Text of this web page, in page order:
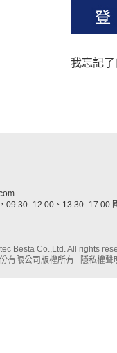
我忘記
09:30–12:00、13:30–17:00
Besta Co.,Ltd. All rights
有限公司版權所有
隱私權聲